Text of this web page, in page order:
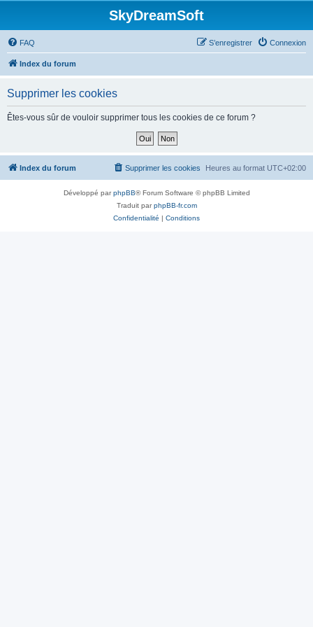
SkyDreamSoft
FAQ Connexion
S’enregistrer
Index du forum
Supprimer les cookies
Êtes-vous sûr de vouloir supprimer tous les cookies de ce forum ?
Index du forum Heures au format UTC+02:00
Supprimer les cookies
Développé parphpBB® Forum Software © phpBB Limited
Traduit parphpBB-fr.com
Confidentialité | Conditions